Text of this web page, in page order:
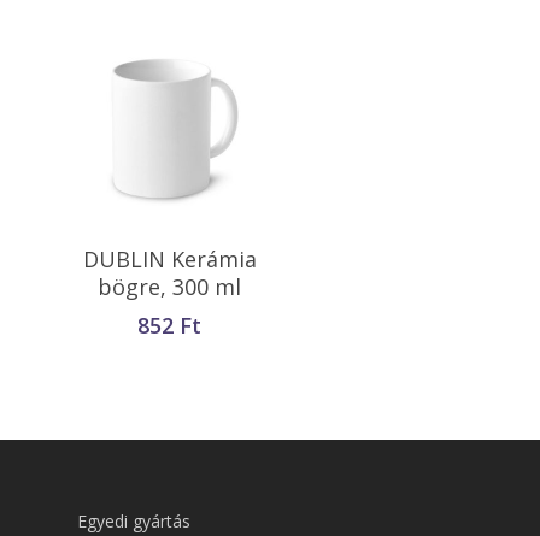
Kosárba
Teszem
DUBLIN Kerámia
bögre, 300 ml
852 Ft
Egyedi gyártás